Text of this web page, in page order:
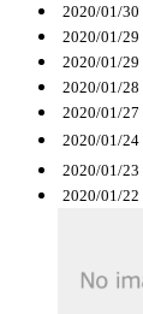
2020/01/30
2020/01/29
2020/01/29
2020/01/28
2020/01/27
2020/01/24
2020/01/23
2020/01/22